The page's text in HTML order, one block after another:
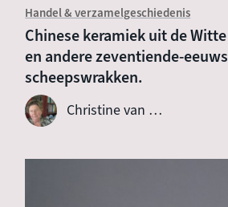
Handel & verzamelgeschiedenis
Chinese keramiek uit de
en andere zeventiende-
scheepswrakken.
Christine van …